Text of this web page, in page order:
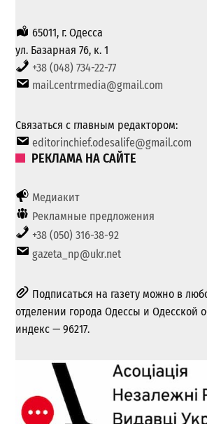
65011, г. Одесса
ул. Базарная 76, к. 1
+38 (048) 734-22-77
mail.centrmedia@gmail.com
Связаться с главным редактором:
editorinchief.odesalife@gmail.com
РЕКЛАМА НА САЙТЕ
Медиакит
Рекламные предложения
+38 (050) 316-38-92
gazeta_np@ukr.net
Подписаться на газету можно в
отделении города Одессы и Одесской
индекс — 96217.